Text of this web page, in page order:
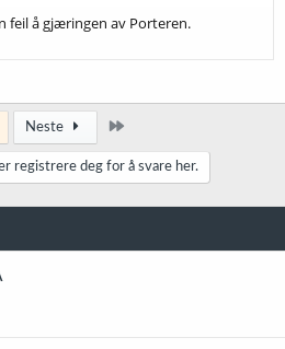
feil å gjæringen av Porteren.
Neste
registrere deg for å svare her.